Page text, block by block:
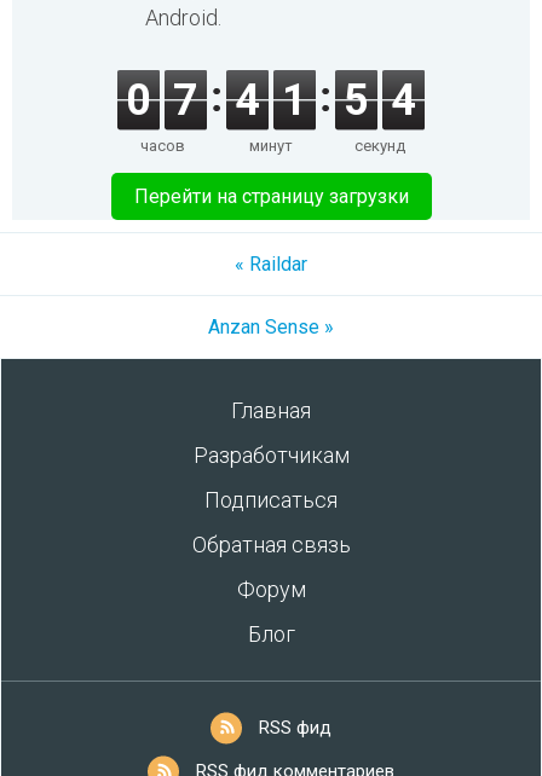
Android.
0 7
часов
4 1
минут
5 3
секунд
Перейти на страницу загрузки
« Raildar
Anzan Sense »
Главная
Разработчикам
Подписаться
Обратная связь
Форум
Блог
RSS фид
RSS фид комментариев